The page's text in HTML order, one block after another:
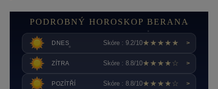
PODROBNÝ HOROSKOP BERANA
DNES Skóre : 9.2/10★★★★★ >
ZÍTRA Skóre : 8.8/10★★★★☆ >
POZÍTŘÍ Skóre : 8.8/10★★★★☆ >